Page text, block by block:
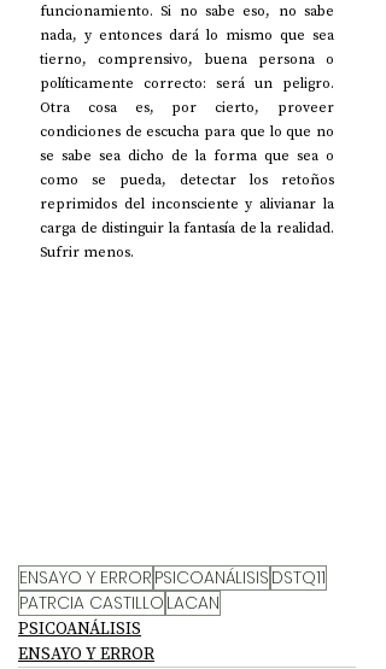
funcionamiento. Si no sabe eso, no sabe
nada, y entonces dará lo mismo que sea
tierno, comprensivo, buena persona o
políticamente correcto: será un peligro.
Otra cosa es, por cierto, proveer
condiciones de escucha para que lo que no
se sabe sea dicho de la forma que sea o
como se pueda, detectar los retoños
reprimidos del inconsciente y alivianar la
carga de distinguir la fantasía de la realidad.
Sufrir menos.
ENSAYO Y ERROR PSICOANÁLISIS DSTQ11
PATRCIA CASTILLO LACAN
PSICOANÁLISIS
ENSAYO Y ERROR